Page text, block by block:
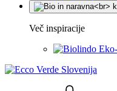
Več inspiracije